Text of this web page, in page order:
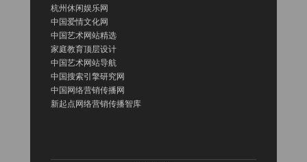
杭州休闲娱乐网
中国爱情文化网
中国艺术网站精选
家庭教育顶层设计
中国艺术网站导航
中国搜索引擎研究网
中国网络营销传播网
新起点网络营销传播智库